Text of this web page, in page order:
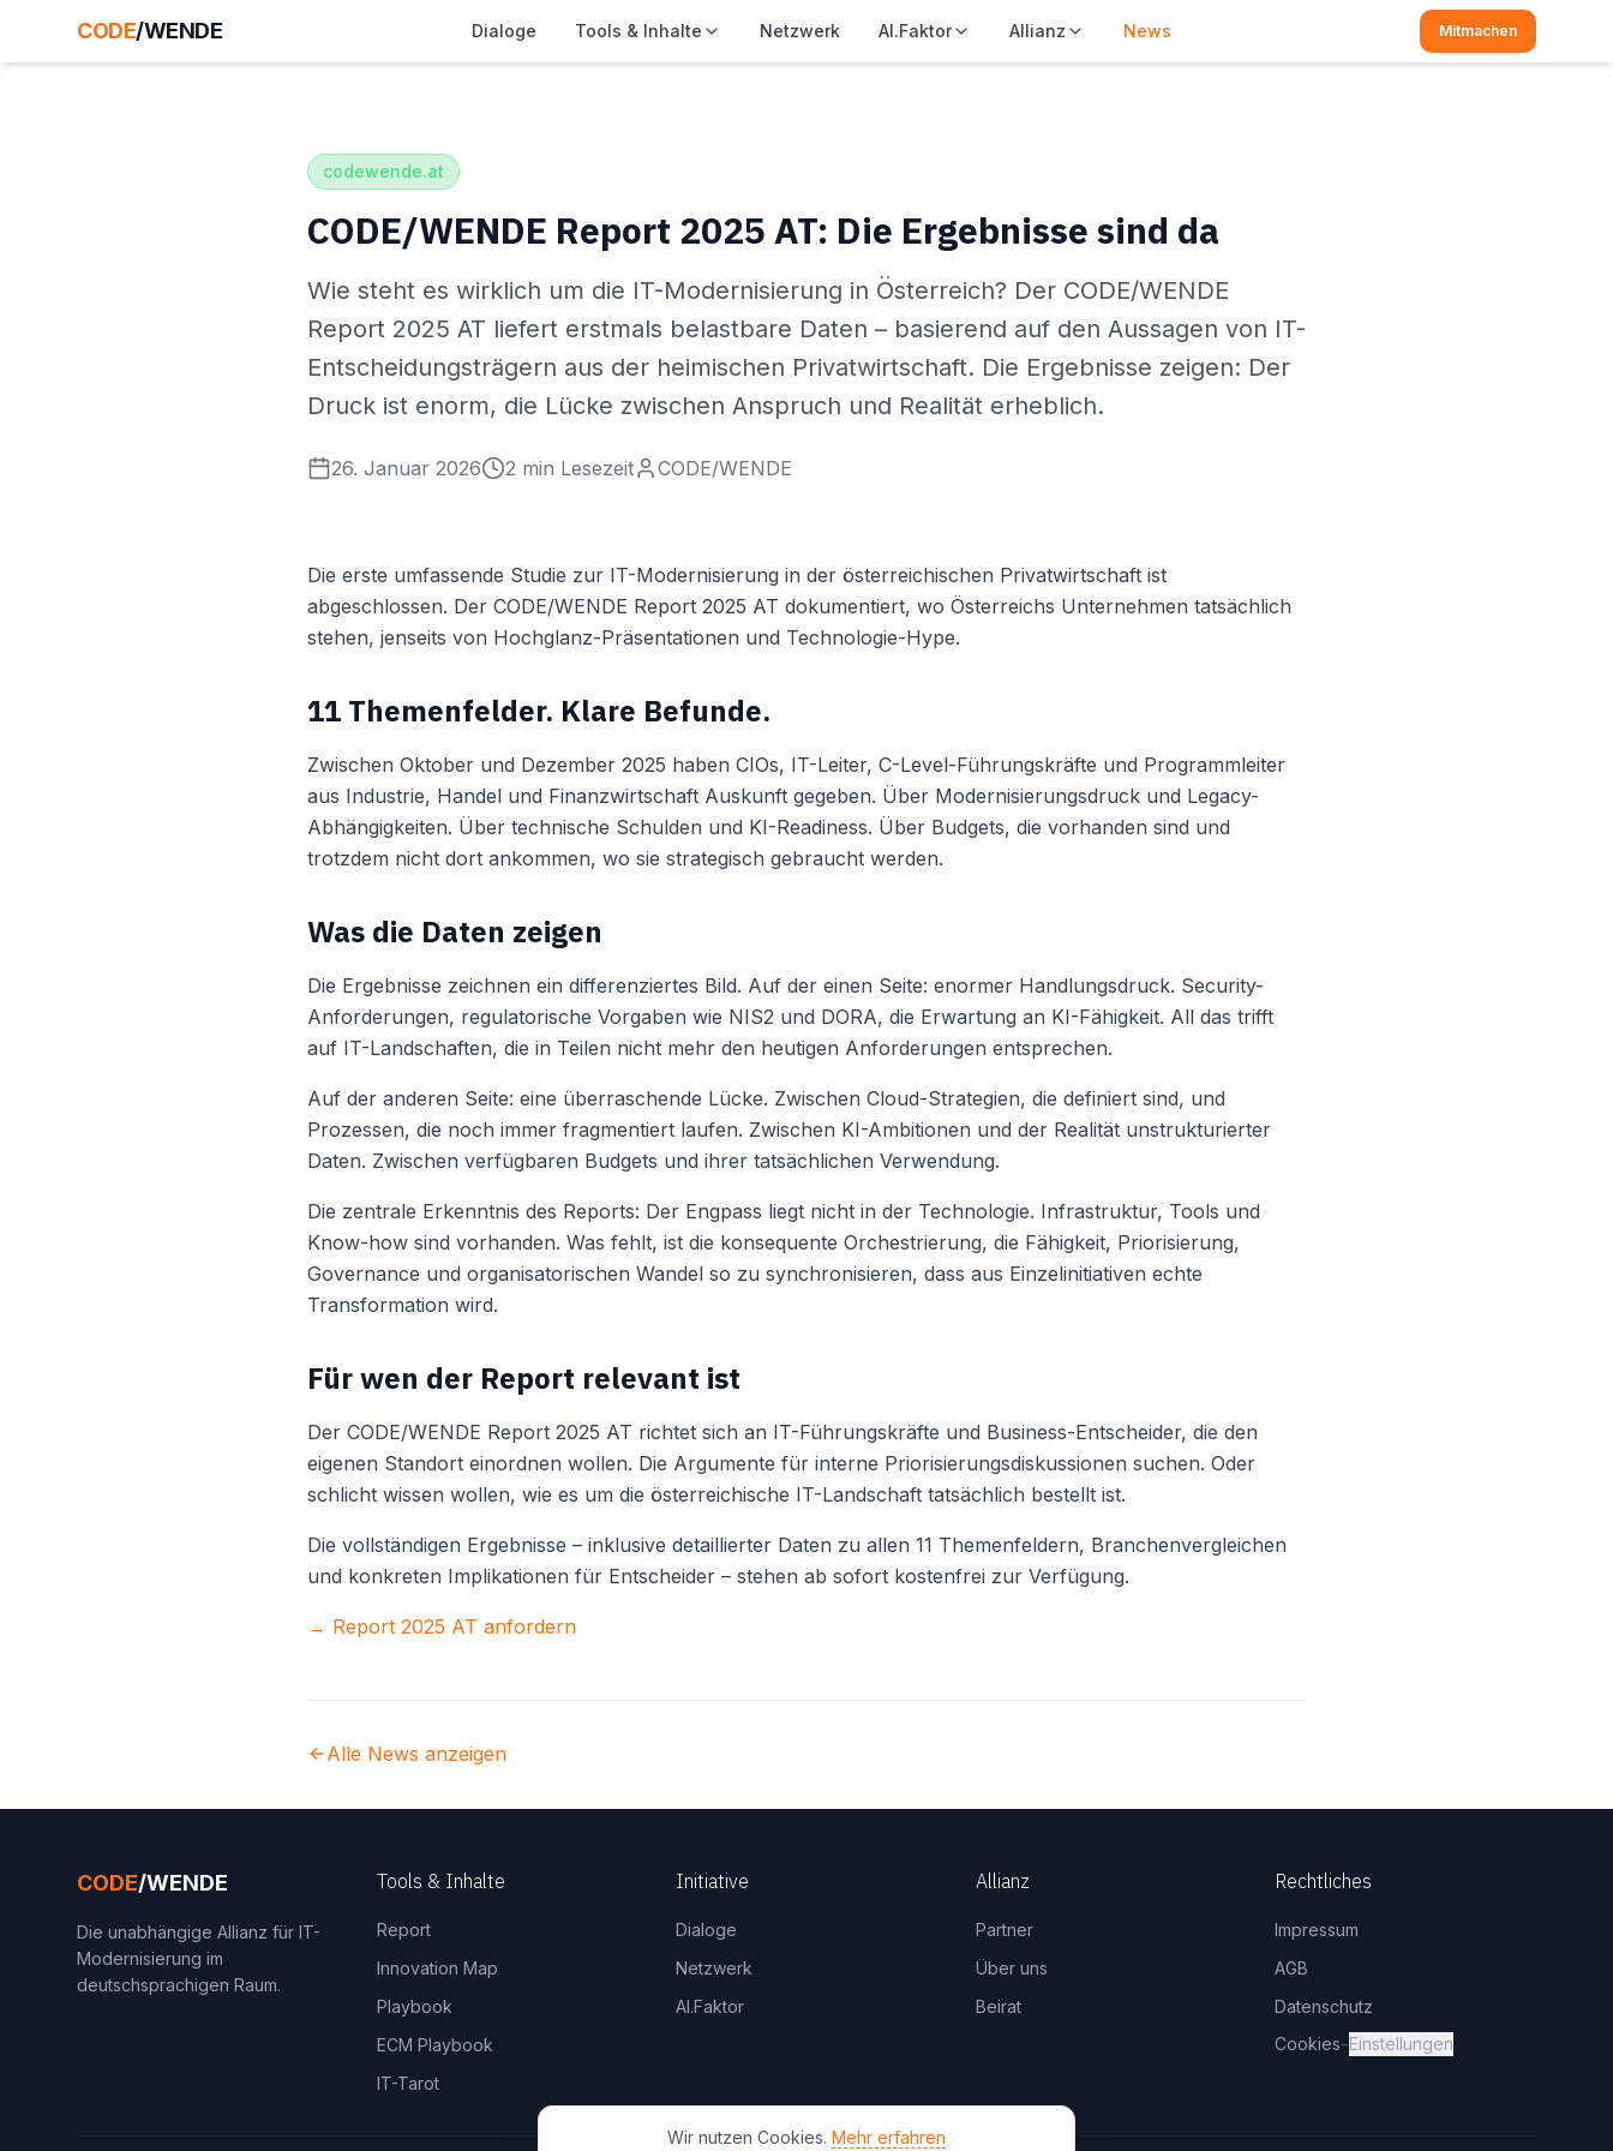
CODE/WENDE Dialoge Tools & Inhalte Netzwerk AI.Faktor Allianz News Mitmachen
codewende.at
CODE/WENDE Report 2025 AT: Die Ergebnisse sind da
Wie steht es wirklich um die IT-Modernisierung in Österreich? Der CODE/WENDE
Report 2025 AT liefert erstmals belastbare Daten – basierend auf den Aussagen von IT-
Entscheidungsträgern aus der heimischen Privatwirtschaft. Die Ergebnisse zeigen: Der
Druck ist enorm, die Lücke zwischen Anspruch und Realität erheblich.
26. Januar 2026 2 min Lesezeit CODE/WENDE
Die erste umfassende Studie zur IT-Modernisierung in der österreichischen Privatwirtschaft ist
abgeschlossen. Der CODE/WENDE Report 2025 AT dokumentiert, wo Österreichs Unternehmen tatsächlich
stehen, jenseits von Hochglanz-Präsentationen und Technologie-Hype.
11 Themenfelder. Klare Befunde.
Zwischen Oktober und Dezember 2025 haben CIOs, IT-Leiter, C-Level-Führungskräfte und Programmleiter
aus Industrie, Handel und Finanzwirtschaft Auskunft gegeben. Über Modernisierungsdruck und Legacy-
Abhängigkeiten. Über technische Schulden und KI-Readiness. Über Budgets, die vorhanden sind und
trotzdem nicht dort ankommen, wo sie strategisch gebraucht werden.
Was die Daten zeigen
Die Ergebnisse zeichnen ein differenziertes Bild. Auf der einen Seite: enormer Handlungsdruck. Security-
Anforderungen, regulatorische Vorgaben wie NIS2 und DORA, die Erwartung an KI-Fähigkeit. All das trifft
auf IT-Landschaften, die in Teilen nicht mehr den heutigen Anforderungen entsprechen.
Auf der anderen Seite: eine überraschende Lücke. Zwischen Cloud-Strategien, die definiert sind, und
Prozessen, die noch immer fragmentiert laufen. Zwischen KI-Ambitionen und der Realität unstrukturierter
Daten. Zwischen verfügbaren Budgets und ihrer tatsächlichen Verwendung.
Die zentrale Erkenntnis des Reports: Der Engpass liegt nicht in der Technologie. Infrastruktur, Tools und
Know-how sind vorhanden. Was fehlt, ist die konsequente Orchestrierung, die Fähigkeit, Priorisierung,
Governance und organisatorischen Wandel so zu synchronisieren, dass aus Einzelinitiativen echte
Transformation wird.
Für wen der Report relevant ist
Der CODE/WENDE Report 2025 AT richtet sich an IT-Führungskräfte und Business-Entscheider, die den
eigenen Standort einordnen wollen. Die Argumente für interne Priorisierungsdiskussionen suchen. Oder
schlicht wissen wollen, wie es um die österreichische IT-Landschaft tatsächlich bestellt ist.
Die vollständigen Ergebnisse – inklusive detaillierter Daten zu allen 11 Themenfeldern, Branchenvergleichen
und konkreten Implikationen für Entscheider – stehen ab sofort kostenfrei zur Verfügung.
→ Report 2025 AT anfordern
Alle News anzeigen
CODE/WENDE
Die unabhängige Allianz für IT-
Modernisierung im
deutschsprachigen Raum.
Tools & Inhalte
Report
Innovation Map
Playbook
ECM Playbook
IT-Tarot
Initiative
Dialoge
Netzwerk
AI.Faktor
Allianz
Partner
Über uns
Beirat
Rechtliches
Impressum
AGB
Datenschutz
Cookies-Einstellungen
Wir nutzen Cookies. Mehr erfahren